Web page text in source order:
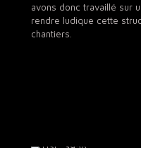
avons donc travaillé sur
rendre ludique cette
chantiers.